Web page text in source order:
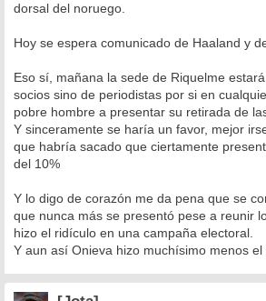
dorsal del noruego.
Hoy se espera comunicado de Haaland y
Eso sí, mañana la sede de Riquelme
socios sino de periodistas por si en
pobre hombre a presentar su retirada de
Y sinceramente se haría un favor, mejor
que habría sacado que ciertamente
del 10%
Y lo digo de corazón me da pena que se
que nunca más se presentó pese a reunir
hizo el ridículo en una campaña electoral.
Y aun así Onieva hizo muchísimo menos